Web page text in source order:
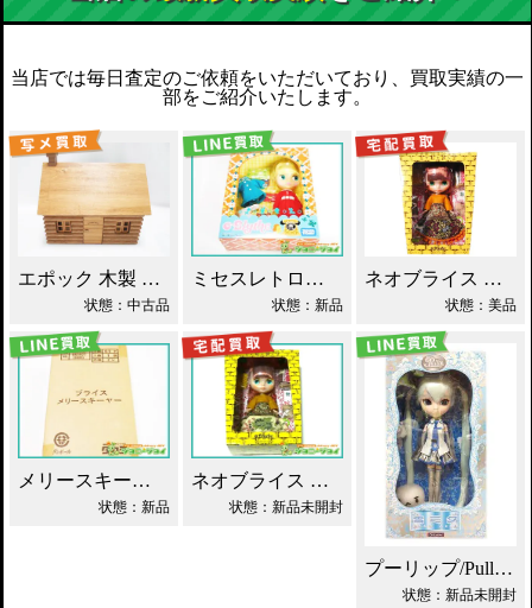
当店では毎日査定のご依頼をいただいており、買取実績の一
部をご紹介いたします。
エポック 木製 丸太小屋 シルバニアファミリー 買取！
状態：中古品
ミセスレトロママ ネオブライス Blythe買取！
状態：新品
ネオブライス あちゃちゅむずきん 買取！
状態：美品
メリースキーヤー ネオブライス タカラ買取！
状態：新品
ネオブライス あちゃちゅむずきん Blythe 人形 買取！
状態：新品未開封
プーリップ/Pullip 雪ミク 初音ミク 買取
状態：新品未開封